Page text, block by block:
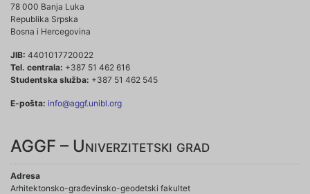
78 000 Banja Luka
Republika Srpska
Bosna i Hercegovina
JIB: 4401017720022
Tel. centrala: +387 51 462 616
Studentska služba: +387 51 462 545
E-pošta: info@aggf.unibl.org
AGGF – Univerzitetski grad
Adresa
Arhitektonsko-građevinsko-geodetski fakultet